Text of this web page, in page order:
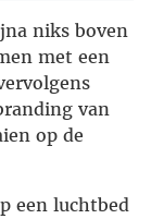
niks boven
met een
van
op de
een luchtbed